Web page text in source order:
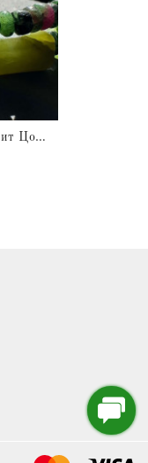
Сет из двух браслетов Нефрит Цоизит натуральный